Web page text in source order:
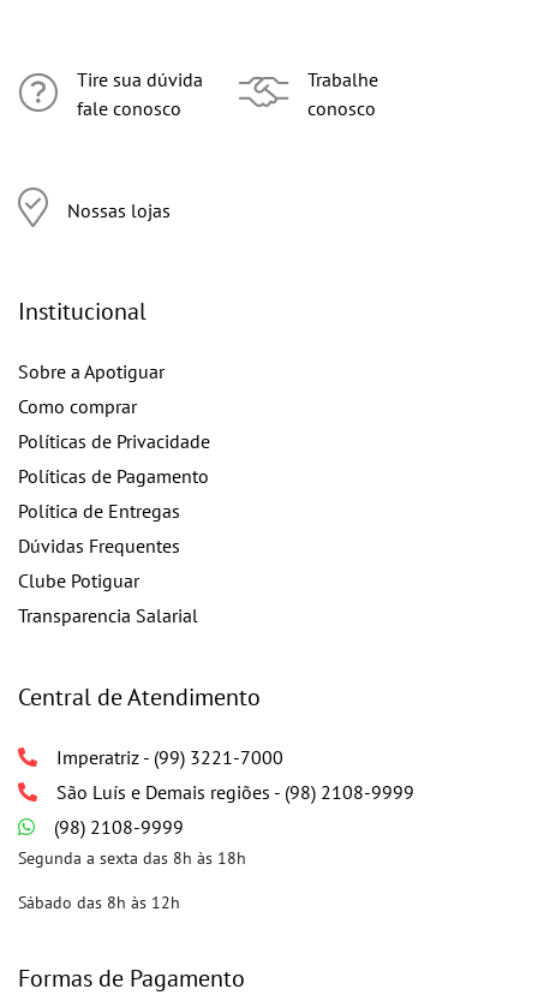
Tire sua dúvida
fale conosco
Nossas lojas
Trabalhe
conosco
Institucional
Sobre a Apotiguar
Como comprar
Políticas de Privacidade
Políticas de Pagamento
Política de Entregas
Dúvidas Frequentes
Clube Potiguar
Transparencia Salarial
Central de Atendimento
Imperatriz - (99) 3221-7000
São Luís e Demais regiões - (98) 2108-9999
(98) 2108-9999
Segunda a sexta das 8h às 18h
Sábado das 8h às 12h
Formas de Pagamento